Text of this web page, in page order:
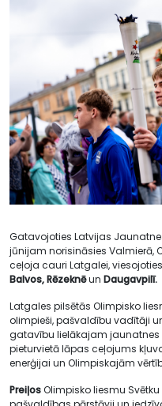
Gatavojoties Latvijas
jūnijam norisināsies Valmierā,
ceļoja cauri Latgalei, viesojoties
Balvos, Rēzeknēun Daugavpilī.
Latgales pilsētās Olimpisko
olimpieši, pašvaldību vadītāji
gatavību lielākajam jaunatnes
pieturvietā lāpas ceļojums
enerģijai un Olimpiskajām
PreiļosOlimpisko liesmu